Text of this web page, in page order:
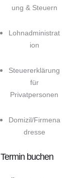
ung & Steuern
Lohnadministrat
ion
Steuererklärung
für
Privatpersonen
Domizil/Firmena
dresse
Termin buchen